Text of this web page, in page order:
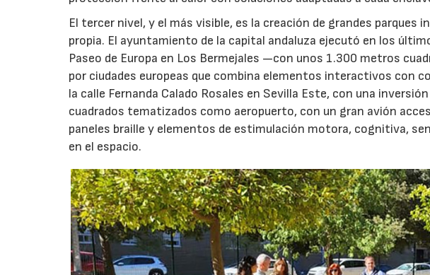
El tercer nivel, y el más visible, es la creación de grandes
propia. El ayuntamiento de la capital andaluza ejecutó en los
Paseo de Europa en Los Bermejales —con unos 1.300 metros
por ciudades europeas que combina elementos interactivos con
la calle Fernanda Calado Rosales en Sevilla Este, con una
cuadrados tematizados como aeropuerto, con un gran avión
paneles braille y elementos de estimulación motora, cognitiva,
en el espacio.